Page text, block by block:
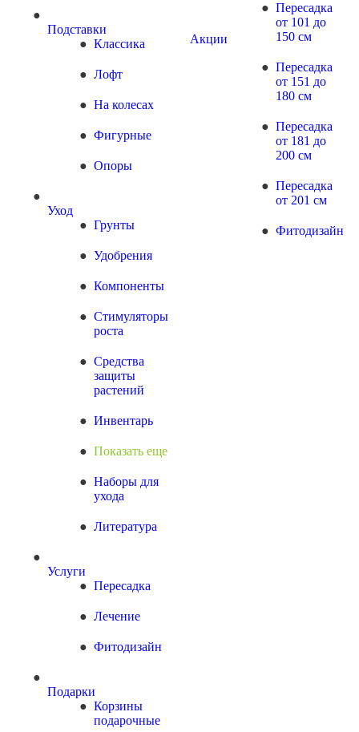
Подставки
Классика
Лофт
На колесах
Фигурные
Опоры
Уход
Грунты
Удобрения
Компоненты
Стимуляторы
роста
Средства
защиты
растений
Инвентарь
Показать еще
Наборы для
ухода
Литература
Услуги
Пересадка
Лечение
Фитодизайн
Подарки
Корзины
подарочные
Акции
Пересадка
от 101 до
150 см
Пересадка
от 151 до
180 см
Пересадка
от 181 до
200 см
Пересадка
от 201 см
Фитодизайн